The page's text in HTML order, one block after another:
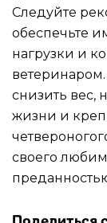
Следуйте
обеспечьте
нагрузки и
снизить вес,
жизни и
своего